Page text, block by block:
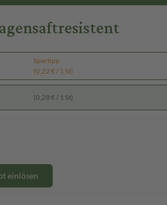
Spartipp
(0,22 € / 1 St)
(0,28 € / 1 St)
einlösen